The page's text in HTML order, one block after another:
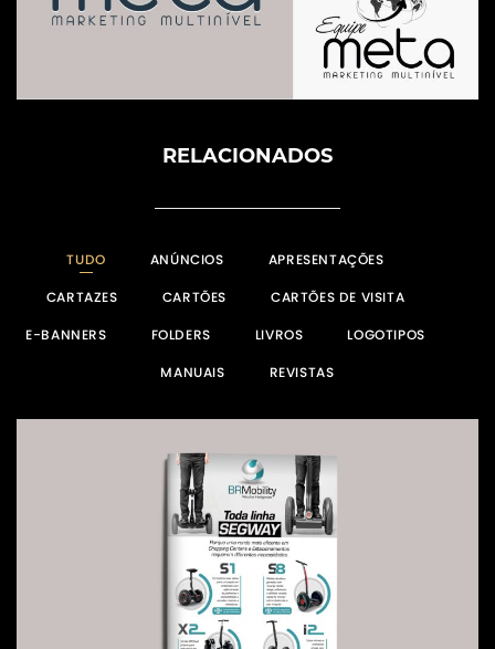
RELACIONADOS
TUDO ANÚNCIOS
APRESENTAÇÕES
CARTAZES
CARTÕES
CARTÕES DE VISITA
E-BANNERS
FOLDERS LIVROS
LOGOTIPOS
MANUAIS
REVISTAS